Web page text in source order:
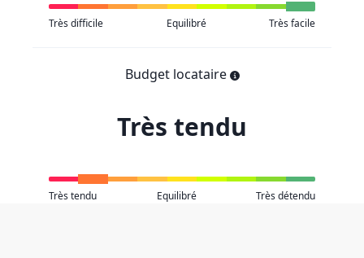
Très difficile Equilibré Très facile
Budget locataire
Très tendu
Très tendu Equilibré Très détendu